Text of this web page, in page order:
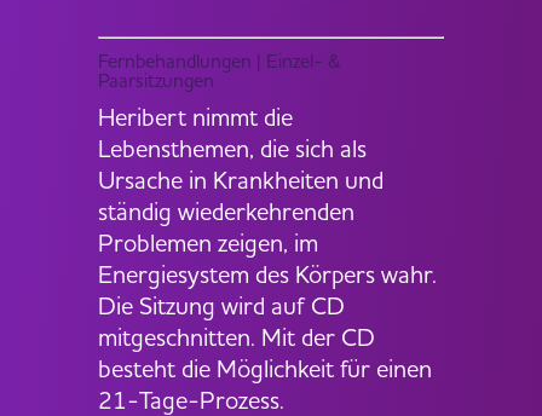
Fernbehandlungen | Einzel- &
Paarsitzungen
Heribert nimmt die
Lebensthemen, die sich als
Ursache in Krankheiten und
ständig wiederkehrenden
Problemen zeigen, im
Energiesystem des Körpers wahr.
Die Sitzung wird auf CD
mitgeschnitten. Mit der CD
besteht die Möglichkeit für einen
21-Tage-Prozess.